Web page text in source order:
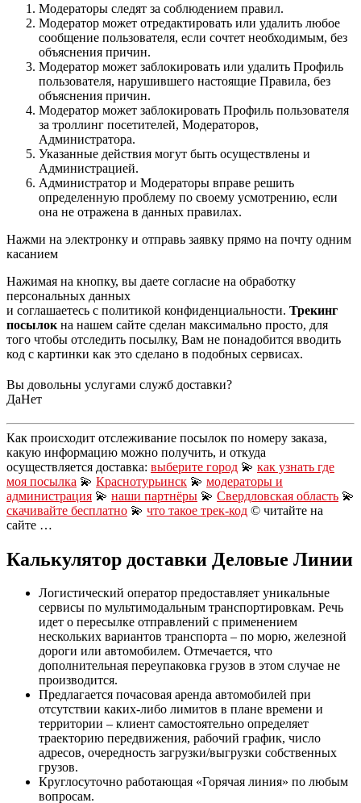
Модераторы следят за соблюдением правил.
Модератор может отредактировать или удалить любое
сообщение пользователя, если сочтет необходимым, без
объяснения причин.
Модератор может заблокировать или удалить Профиль
пользователя, нарушившего настоящие Правила, без
объяснения причин.
Модератор может заблокировать Профиль пользователя
за троллинг посетителей, Модераторов,
Администратора.
Указанные действия могут быть осуществлены и
Администрацией.
Администратор и Модераторы вправе решить
определенную проблему по своему усмотрению, если
она не отражена в данных правилах.
Нажми на электронку и отправь заявку прямо на почту одним
касанием
Нажимая на кнопку, вы даете согласие на обработку
персональных данных
и соглашаетесь c политикой конфиденциальности. Трекинг
посылок на нашем сайте сделан максимально просто, для
того чтобы отследить посылку, Вам не понадобится вводить
код с картинки как это сделано в подобных сервисах.
Вы довольны услугами служб доставки?
ДаНет
Как происходит отслеживание посылок по номеру заказа,
какую информацию можно получить, и откуда
осуществляется доставка: выберите город 💫 как узнать где
моя посылка 💫 Краснотурьинск 💫 модераторы и
администрация 💫 наши партнёры 💫 Свердловская область 💫
скачивайте бесплатно 💫 что такое трек-код © читайте на
сайте …
Калькулятор доставки Деловые Линии
Логистический оператор предоставляет уникальные
сервисы по мультимодальным транспортировкам. Речь
идет о пересылке отправлений с применением
нескольких вариантов транспорта – по морю, железной
дороги или автомобилем. Отмечается, что
дополнительная переупаковка грузов в этом случае не
производится.
Предлагается почасовая аренда автомобилей при
отсутствии каких-либо лимитов в плане времени и
территории – клиент самостоятельно определяет
траекторию передвижения, рабочий график, число
адресов, очередность загрузки/выгрузки собственных
грузов.
Круглосуточно работающая «Горячая линия» по любым
вопросам.